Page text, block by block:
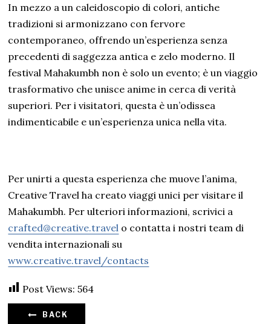
In mezzo a un caleidoscopio di colori, antiche
tradizioni si armonizzano con fervore
contemporaneo, offrendo un’esperienza senza
precedenti di saggezza antica e zelo moderno. Il
festival Mahakumbh non è solo un evento; è un viaggio
trasformativo che unisce anime in cerca di verità
superiori. Per i visitatori, questa è un’odissea
indimenticabile e un’esperienza unica nella vita.
Per unirti a questa esperienza che muove l’anima,
Creative Travel ha creato viaggi unici per visitare il
Mahakumbh. Per ulteriori informazioni, scrivici a
crafted@creative.travel o contatta i nostri team di
vendita internazionali su
www.creative.travel/contacts
Post Views: 564
BACK